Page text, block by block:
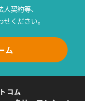
契約等、
ください。
ム
コム